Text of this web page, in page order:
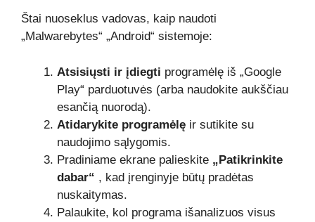
Štai nuoseklus vadovas, kaip naudoti
„Malwarebytes“ „Android“ sistemoje:
Atsisiųsti ir įdiegti programėlę iš „Google
Play“ parduotuvės (arba naudokite aukščiau
esančią nuorodą).
Atidarykite programėlę ir sutikite su
naudojimo sąlygomis.
Pradiniame ekrane palieskite „Patikrinkite
dabar“ , kad įrenginyje būtų pradėtas
nuskaitymas.
Palaukite, kol programa išanalizuos visus